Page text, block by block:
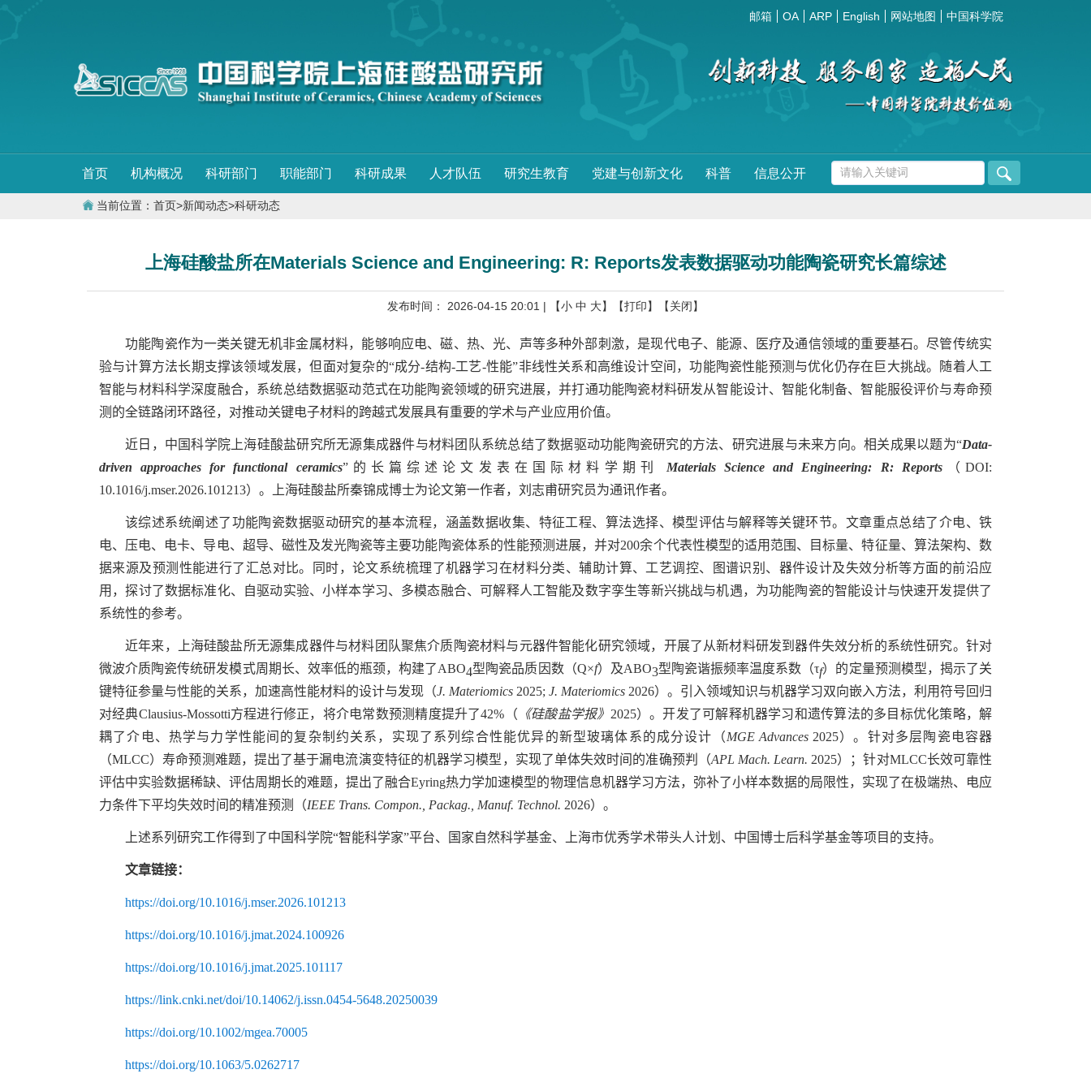
邮箱 OA ARP English 网站地图 中国科学院
首页 机构概况 科研部门 职能部门 科研成果 人才队伍 研究生教育 党建与创新文化 科普 信息公开
当前位置： 首页>新闻动态>科研动态
上海硅酸盐所在Materials Science and Engineering: R: Reports发表数据驱动功能陶瓷研究长篇综述
发布时间： 2026-04-15 20:01 | 【小 中 大】 【打印】 【关闭】
功能陶瓷作为一类关键无机非金属材料，能够响应电、磁、热、光、声等多种外部刺激，是现代电子、能源、医疗及通信领域的重要基石。尽管传统实
验与计算方法长期支撑该领域发展，但面对复杂的“成分-结构-工艺-性能”非线性关系和高维设计空间，功能陶瓷性能预测与优化仍存在巨大挑战。随着人工
智能与材料科学深度融合，系统总结数据驱动范式在功能陶瓷领域的研究进展，并打通功能陶瓷材料研发从智能设计、智能化制备、智能服役评价与寿命预
测的全链路闭环路径，对推动关键电子材料的跨越式发展具有重要的学术与产业应用价值。
近日，中国科学院上海硅酸盐研究所无源集成器件与材料团队系统总结了数据驱动功能陶瓷研究的方法、研究进展与未来方向。相关成果以题为“Data-
driven approaches for functional ceramics”的长篇综述论文发表在国际材料学期刊 Materials Science and Engineering: R: Reports（DOI:
10.1016/j.mser.2026.101213）。上海硅酸盐所秦锦成博士为论文第一作者，刘志甫研究员为通讯作者。
该综述系统阐述了功能陶瓷数据驱动研究的基本流程，涵盖数据收集、特征工程、算法选择、模型评估与解释等关键环节。文章重点总结了介电、铁
电、压电、电卡、导电、超导、磁性及发光陶瓷等主要功能陶瓷体系的性能预测进展，并对200余个代表性模型的适用范围、目标量、特征量、算法架构、数
据来源及预测性能进行了汇总对比。同时，论文系统梳理了机器学习在材料分类、辅助计算、工艺调控、图谱识别、器件设计及失效分析等方面的前沿应
用，探讨了数据标准化、自驱动实验、小样本学习、多模态融合、可解释人工智能及数字孪生等新兴挑战与机遇，为功能陶瓷的智能设计与快速开发提供了
系统性的参考。
近年来，上海硅酸盐所无源集成器件与材料团队聚焦介质陶瓷材料与元器件智能化研究领域，开展了从新材料研发到器件失效分析的系统性研究。针对
微波介质陶瓷传统研发模式周期长、效率低的瓶颈，构建了ABO4型陶瓷品质因数（Q×f）及ABO3型陶瓷谐振频率温度系数（τf）的定量预测模型，揭示了关
键特征参量与性能的关系，加速高性能材料的设计与发现（J. Materiomics 2025; J. Materiomics 2026）。引入领域知识与机器学习双向嵌入方法，利用符号回归
对经典Clausius-Mossotti方程进行修正，将介电常数预测精度提升了42% （ 《硅酸盐学报》 2025）。开发了可解释机器学习和遗传算法的多目标优化策略，解
耦了介电、热学与力学性能间的复杂制约关系，实现了系列综合性能优异的新型玻璃体系的成分设计（MGE Advances2025）。针对多层陶瓷电容器
（MLCC）寿命预测难题，提出了基于漏电流演变特征的机器学习模型，实现了单体失效时间的准确预判（APL Mach. Learn. 2025）；针对MLCC长效可靠性
评估中实验数据稀缺、评估周期长的难题，提出了融合Eyring热力学加速模型的物理信息机器学习方法，弥补了小样本数据的局限性，实现了在极端热、电应
力条件下平均失效时间的精准预测（IEEE Trans. Compon., Packag., Manuf. Technol. 2026）。
上述系列研究工作得到了中国科学院“智能科学家”平台、国家自然科学基金、上海市优秀学术带头人计划、中国博士后科学基金等项目的支持。
文章链接：
https://doi.org/10.1016/j.mser.2026.101213
https://doi.org/10.1016/j.jmat.2024.100926
https://doi.org/10.1016/j.jmat.2025.101117
https://link.cnki.net/doi/10.14062/j.issn.0454-5648.20250039
https://doi.org/10.1002/mgea.70005
https://doi.org/10.1063/5.0262717